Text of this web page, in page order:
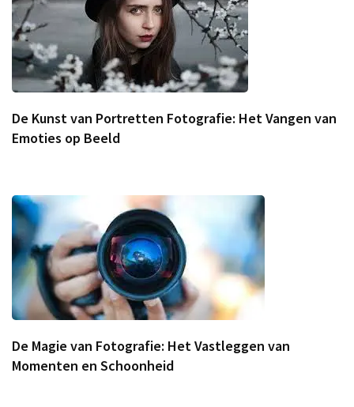
De Kunst van Portretten Fotografie: Het Vangen van
Emoties op Beeld
De Magie van Fotografie: Het Vastleggen van
Momenten en Schoonheid